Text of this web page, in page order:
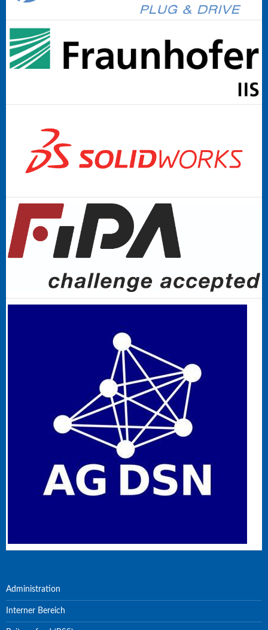
Administration
Interner Bereich